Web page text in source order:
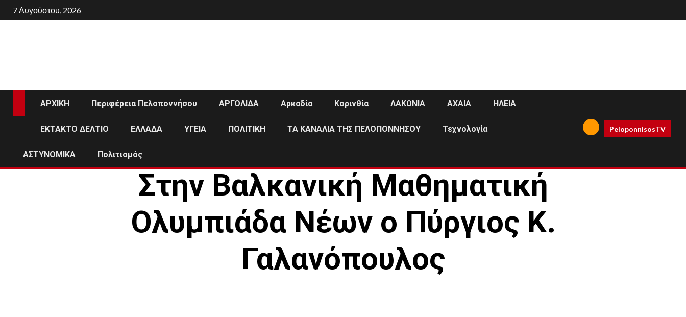
Skip
to
7 Αυγούστου, 2026
ΑΡΧΙΚΗ Περιφέρεια Πελοποννήσου ΑΡΓΟΛΙΔΑ Αρκαδία Κορινθία ΛΑΚΩΝΙΑ ΑΧΑΙΑ ΗΛΕΙΑ
ΕΚΤΑΚΤΟ ΔΕΛΤΙΟ ΕΛΛΑΔΑ ΥΓΕΙΑ ΠΟΛΙΤΙΚΗ ΤΑ ΚΑΝΑΛΙΑ ΤΗΣ ΠΕΛΟΠΟΝΝΗΣΟΥ Τεχνολογία
ΑΣΤΥΝΟΜΙΚΑ Πολιτισμός
PeloponnisosTV
Στην Βαλκανική Μαθηματική
Ολυμπιάδα Νέων ο Πύργιος Κ.
Γαλανόπουλος